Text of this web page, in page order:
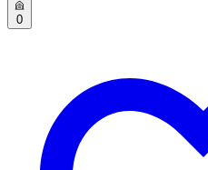
0